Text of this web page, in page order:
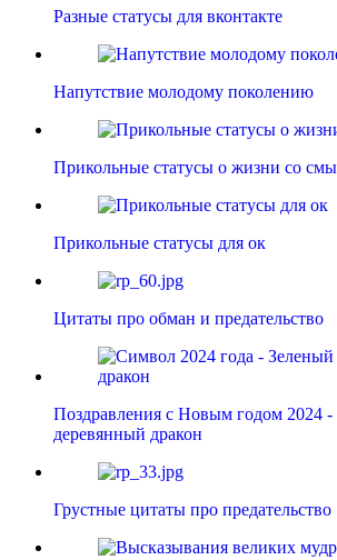
Разные статусы для вконтакте
Напутствие молодому поколению
Прикольные статусы о жизни со
Прикольные статусы для ок
Цитаты про обман и предательство
Поздравления с Новым годом 2024 -
деревянный дракон
Грустные цитаты про предательство